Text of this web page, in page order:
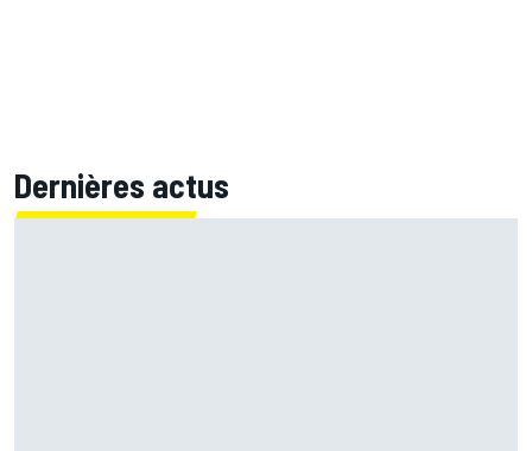
Dernières actus